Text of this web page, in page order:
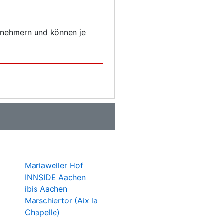
und können je
Mariaweiler Hof
INNSIDE Aachen
ibis Aachen
Marschiertor (Aix la
Chapelle)